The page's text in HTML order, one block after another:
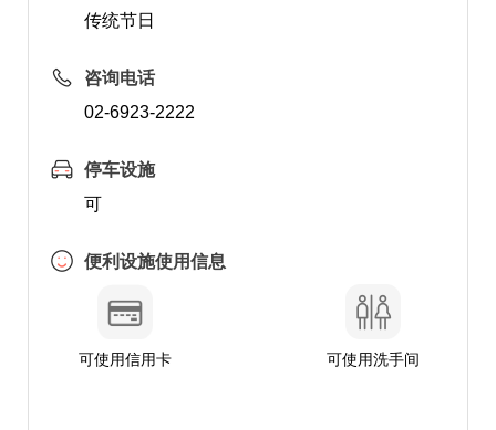
传统节日
咨询电话
02-6923-2222
停车设施
可
便利设施使用信息
可使用信用卡 可使用洗手间